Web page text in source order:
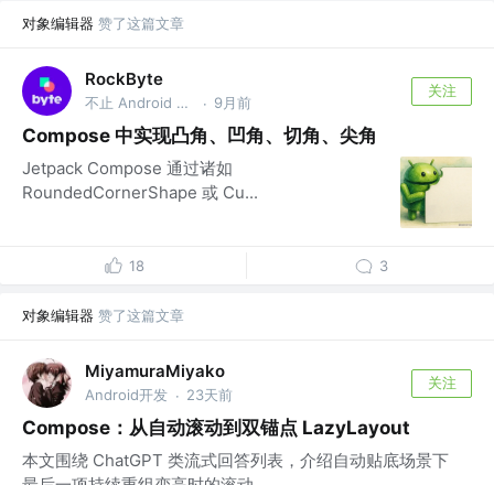
对象编辑器 赞了这篇文章
RockByte
不止 Android 工程师 · 9月前
关注
Compose 中实现凸角、凹角、切角、尖角
Jetpack Compose 通过诸如
RoundedCornerShape 或 Cu...
18 3
对象编辑器 赞了这篇文章
MiyamuraMiyako
Android开发 · 23天前
关注
Compose：从自动滚动到双锚点 LazyLayout
本文围绕 ChatGPT 类流式回答列表，介绍自动贴底场景下